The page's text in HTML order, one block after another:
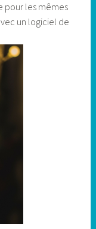
pour les mêmes
un logiciel de